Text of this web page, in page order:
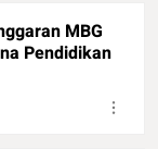
MBG
Pendidikan